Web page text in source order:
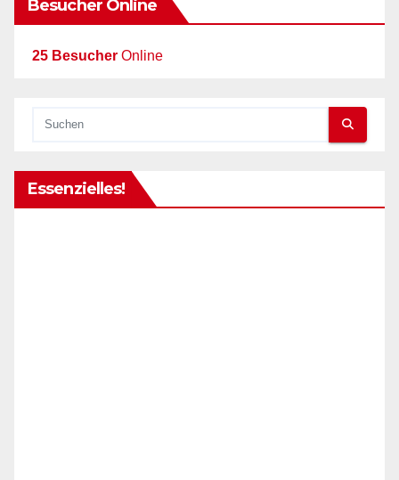
Besucher Online
25 Besucher Online
Essenzielles!